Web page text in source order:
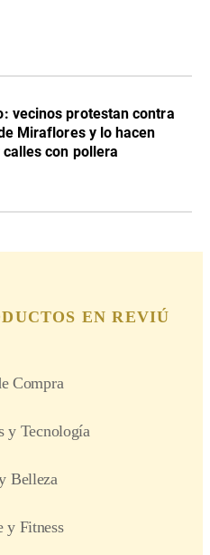
vecinos protestan contra
Miraflores y lo hacen
con pollera